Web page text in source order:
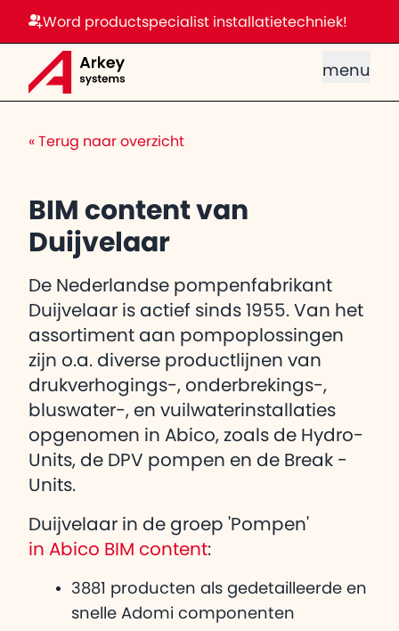
Word productspecialist installatietechniek!
menu
« Terug naar overzicht
BIM content van
Duijvelaar
De Nederlandse pompenfabrikant
Duijvelaar is actief sinds 1955. Van het
assortiment aan pompoplossingen
zijn o.a. diverse productlijnen van
drukverhogings-, onderbrekings-,
bluswater-, en vuilwaterinstallaties
opgenomen in Abico, zoals de Hydro-
Units, de DPV pompen en de Break -
Units.
Duijvelaar in de groep 'Pompen'
in Abico BIM content:
3881 producten als gedetailleerde en
snelle Adomi componenten